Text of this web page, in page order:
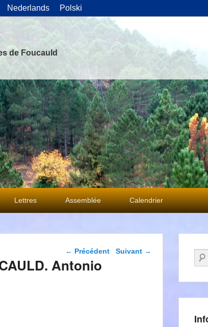
Nederlands Polski
de Foucauld
Lettres Assemblée Calendrier
Navigation dans les
← Précédent Suivant →
Antonio